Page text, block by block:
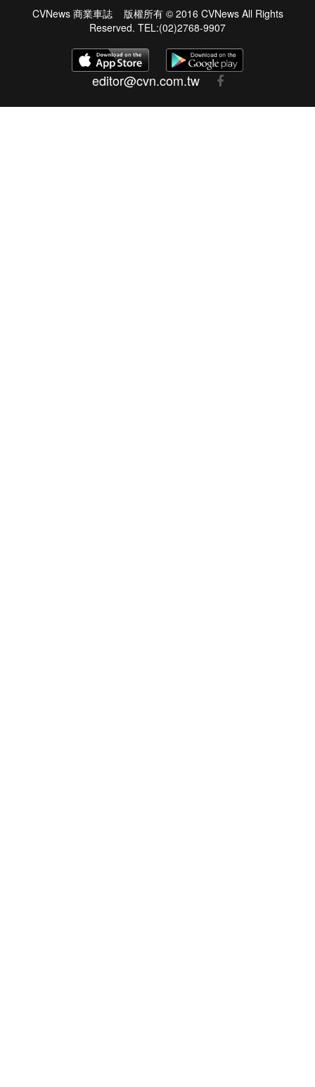
CVNews 商業車誌 版權所有 © 2016 CVNews All Rights
Reserved. TEL:(02)2768-9907
editor@cvn.com.tw